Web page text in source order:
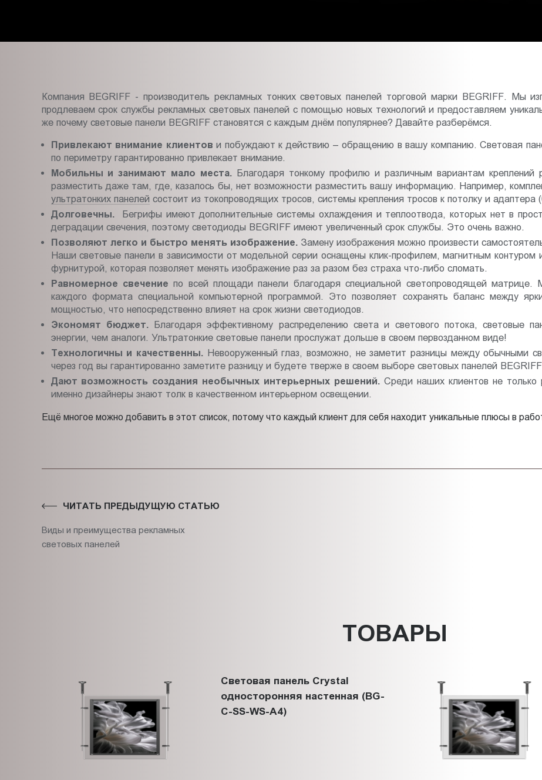
Компания BEGRIFF - производитель рекламных тонких световых панелей торговой марки BEGRIFF. Мы
продлеваем срок службы рекламных световых панелей с помощью новых технологий и предоставляем
же почему световые панели BEGRIFF становятся с каждым днём популярнее? Давайте разберёмся.
Привлекают внимание клиентов и побуждают к действию – обращению в вашу компанию. Световая
по периметру гарантированно привлекает внимание.
Мобильны и занимают мало места. Благодаря тонкому профилю и различным вариантам
разместить даже там, где, казалось бы, нет возможности разместить вашу информацию. Например,
ультратонких панелей состоит из токопроводящих тросов, системы крепления тросов к потолку и адаптера
Долговечны.Бегрифы имеют дополнительные системы охлаждения и теплоотвода, которых нет в
деградации свечения, поэтому светодиоды BEGRIFF имеют увеличенный срок службы. Это очень важно.
Позволяют легко и быстро менять изображение.Замену изображения можно произвести
Наши световые панели в зависимости от модельной серии оснащены клик-профилем, магнитным контуром
фурнитурой, которая позволяет менять изображение раз за разом без страха что-либо сломать.
Равномерное свечение по всей площади панели благодаря специальной светопроводящей матрице.
каждого формата специальной компьютерной программой. Это позволяет сохранять баланс между
мощностью, что непосредственно влияет на срок жизни светодиодов.
Экономят бюджет.Благодаря эффективному распределению света и светового потока, световые
энергии, чем аналоги. Ультратонкие световые панели прослужат дольше в своем первозданном виде!
Технологичны и качественны.Невооруженный глаз, возможно, не заметит разницы между обычными
через год вы гарантированно заметите разницу и будете тверже в своем выборе световых панелей
Дают возможность создания необычных интерьерных решений. Среди наших клиентов не
именно дизайнеры знают толк в качественном интерьерном освещении.
Ещё многое можно добавить в этот список, потому что каждый клиент для себя находит уникальные плюсы в
ЧИТАТЬ ПРЕДЫДУЩУЮ СТАТЬЮ
Виды и преимущества рекламных
световых панелей
ТОВАРЫ
Световая панель Crystal
односторонняя настенная (BG-
C-SS-WS-A4)